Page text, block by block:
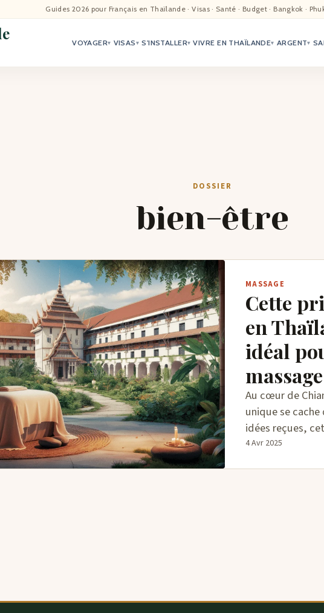
Guides 2026 pour Français en Thaïlande · Visas · Santé · Budget · Bangkok ·
VOYAGER▾ VISAS ▾ S'INSTALLER▾ VIVRE EN THAÏLANDE▾ ARGENT▾
ACCUEIL
ACTUALITÉ
DOSSIER
bien-être
MASSAGE
Cette
en
idéal
massage
Au cœur de
unique se cache
idées reçues,
4 Avr 2025